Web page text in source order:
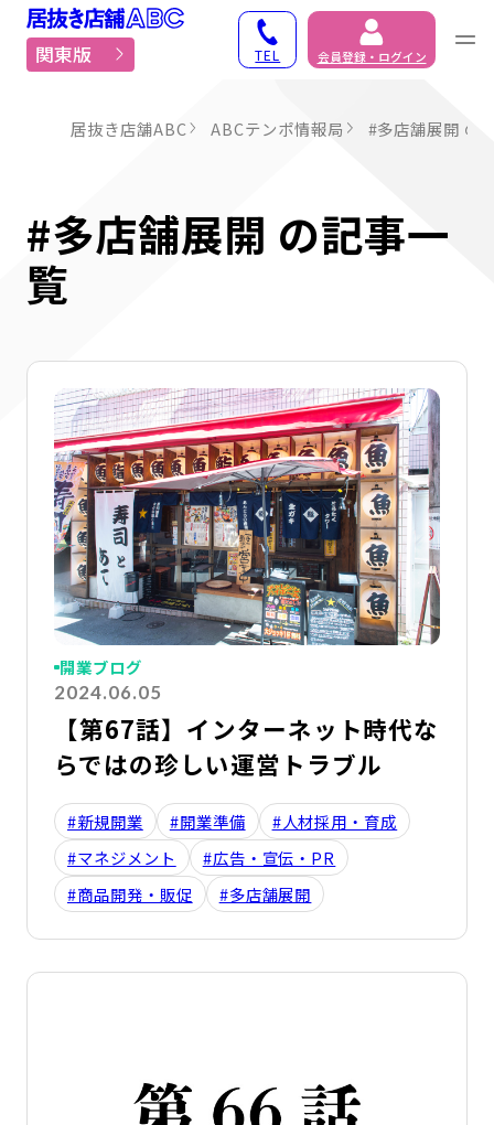
居抜き物件・貸店舗で
関東版 TEL 会員登録・ログイン
居抜き店舗ABC ABCテンポ情報局 #多店舗展開 の
#多店舗展開 の記事一
覧
2024.06.05
開業ブログ
【第67話】インターネット時代な
らではの珍しい運営トラブル
#新規開業 #開業準備
#人材採用・育成
#マネジメント
#広告・宣伝・PR
#商品開発・販促
#多店舗展開